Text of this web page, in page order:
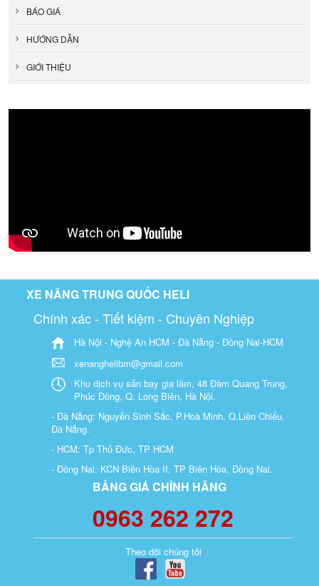
BÁO GIÁ
HƯỚNG DẪN
GIỚI THIỆU
XE NÂNG TRUNG QUỐC HELI
Chính xác - Tiết kiệm - Chuyên Nghiệp
Hà Nội - Nghệ An HCM - Đà Nẵng - Đồng Nai-HCM
xenanghelibm@gmail.com
Khu dịch vụ sân bay gia lâm, 48 Đàm Quang Trung,
Phúc Đồng, Q. Long Biên, Hà Nội.
- Đà Nẵng: Nguyễn Sinh Sắc, P.Hoà Minh, Q.Liên Chiểu,
Đà Nẵng.
- HCM: Tp Thủ Đức, TP HCM
- Đồng Nai: KCN Biên Hòa II, TP Biên Hòa, Đồng Nai.
BẢNG GIÁ CHÍNH HÃNG
0963 262 272
Theo dõi chúng tôi